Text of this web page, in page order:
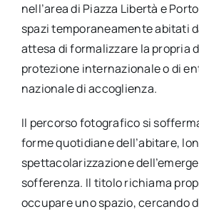
nell’area di Piazza Libertà e
spazi temporaneamente abitati
attesa di formalizzare la propria
protezione internazionale o di
nazionale di accoglienza.
Il percorso fotografico si
forme quotidiane dell’abitare,
spettacolarizzazione
sofferenza. Il titolo richiama
occupare uno spazio, cercando